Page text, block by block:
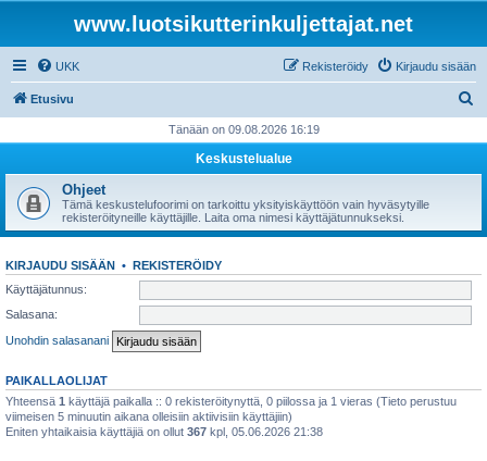
www.luotsikutterinkuljettajat.net
UKK Kirjaudu sisään
Rekisteröidy
Etusivu
i
Tänään on 09.08.2026 16:19
Keskustelualue
Ohjeet
Tämä keskustelufoorimi on tarkoittu yksityiskäyttöön vain hyväsytyille
rekisteröityneille käyttäjille. Laita oma nimesi käyttäjätunnukseksi.
KIRJAUDU SISÄÄN • REKISTERÖIDY
Käyttäjätunnus:
Salasana:
Unohdin salasanani
PAIKALLAOLIJAT
Yhteensä 1 käyttäjä paikalla :: 0 rekisteröitynyttä, 0 piilossa ja 1 vieras (Tieto perustuu
viimeisen 5 minuutin aikana olleisiin aktiivisiin käyttäjiin)
Eniten yhtaikaisia käyttäjiä on ollut 367 kpl, 05.06.2026 21:38